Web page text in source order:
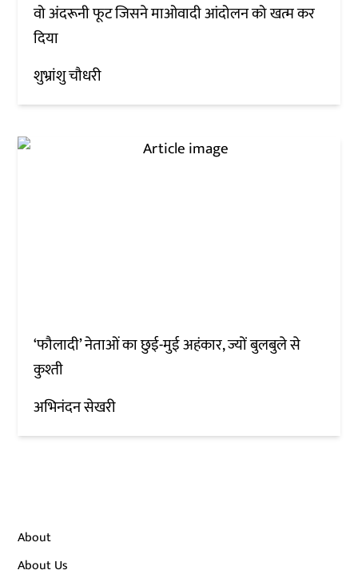
वो अंदरूनी फूट जिसने माओवादी आंदोलन को खत्म कर
दिया
शुभ्रांशु चौधरी
‘फौलादी’ नेताओं का छुई-मुई अहंकार, ज्यों बुलबुले से
कुश्ती
अभिनंदन सेखरी
About
About Us